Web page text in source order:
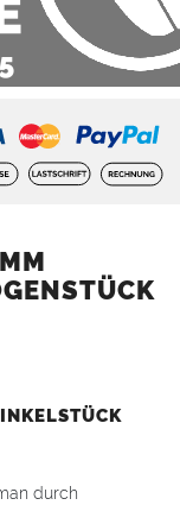
durch